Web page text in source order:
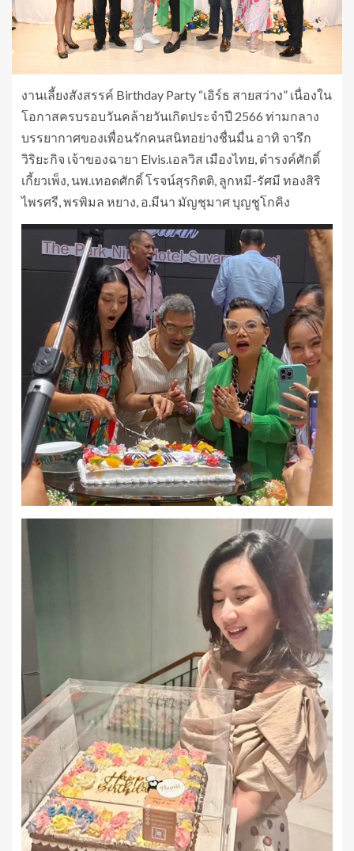
งานเลี้ยงสังสรรค์ Birthday Party “เอิร์ธ สายสว่าง” เนื่องใน
โอกาสครบรอบวันคล้ายวันเกิดประจำปี 2566 ท่ามกลาง
บรรยากาศของเพื่อนรักคนสนิทอย่างชื่นมื่น อาทิ จารึก
วิริยะกิจ เจ้าของฉายา Elvis.เอลวิส เมืองไทย, ดำรงค์ศักดิ์
เกี้ยวเพ็ง, นพ.เทอดศักดิ์ โรจน์สุรกิตติ, ลูกหมี-รัศมี ทองสิริ
ไพรศรี, พรพิมล หยาง, อ.มีนา มัญชุมาศ บุญชูโกคิง